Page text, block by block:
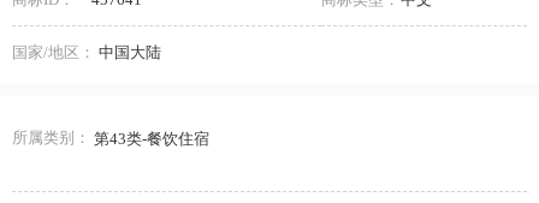
国家/地区： 中国大陆
所属类别： 第43类-餐饮住宿